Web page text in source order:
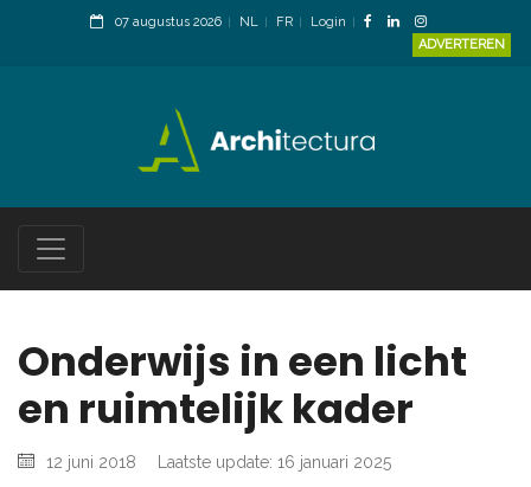
07 augustus 2026 NL FR
Login
ADVERTEREN
Onderwijs in een licht
en ruimtelijk kader
12 juni 2018 Laatste update: 16 januari 2025